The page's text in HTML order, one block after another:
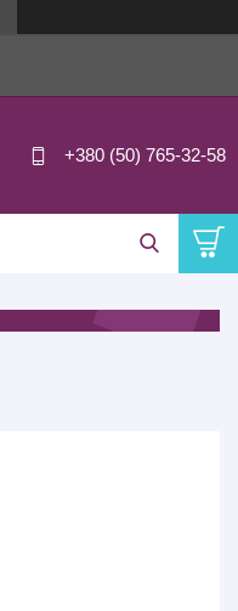
+380 (50) 765-32-58